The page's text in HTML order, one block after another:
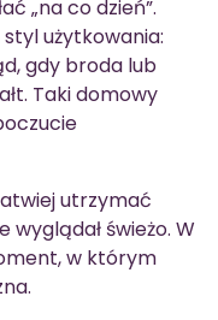
„na co dzień”.
użytkowania:
gdy broda lub
Taki domowy
utrzymać
świeżo. W
w którym